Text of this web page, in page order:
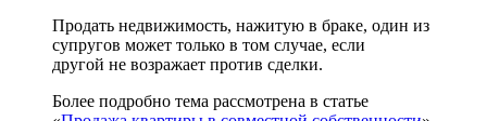
Продать недвижимость, нажитую в браке, один из
супругов может только в том случае, если
другой не возражает против сделки.
Более подробно тема рассмотрена в статье